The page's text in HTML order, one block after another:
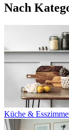
Nach
Küche &